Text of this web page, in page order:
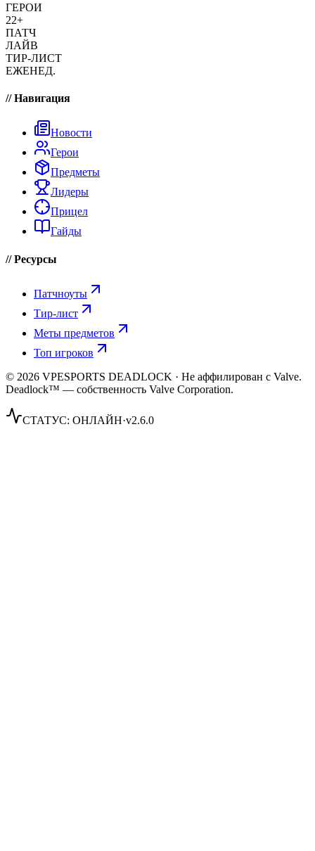
ГЕРОИ
22+
ПАТЧ
ЛАЙВ
ТИР-ЛИСТ
ЕЖЕНЕД.
// Навигация
Новости
Герои
Предметы
Лидеры
Прицел
Гайды
// Ресурсы
Патчноуты
Тир-лист
Меты предметов
Топ игроков
© 2026 VPESPORTS DEADLOCK · Не аффилирован с Valve.
Deadlock™ — собственность Valve Corporation.
СТАТУС: ОНЛАЙН·v2.6.0